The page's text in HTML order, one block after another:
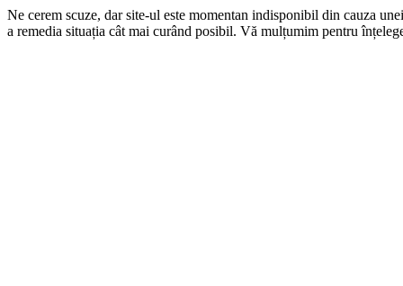
Ne cerem scuze, dar site-ul este momentan indisponibil din cauza
a remedia situația cât mai curând posibil. Vă mulțumim pentru